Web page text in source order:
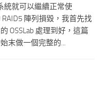
統就可以繼續正常使
陣列損毀，我首先找
OSSLab 處理到好，這篇
末做一個完整的...